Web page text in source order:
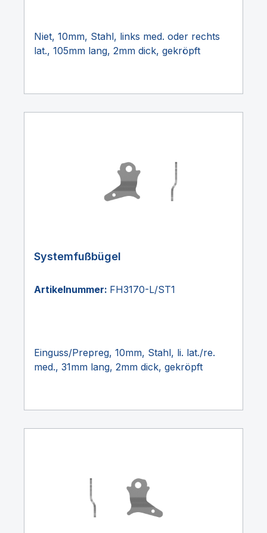
Niet, 10mm, Stahl, links med. oder rechts
lat., 105mm lang, 2mm dick, gekröpft
Systemfußbügel
Artikelnummer: FH3170-L/ST1
Einguss/Prepreg, 10mm, Stahl, li. lat./re.
med., 31mm lang, 2mm dick, gekröpft